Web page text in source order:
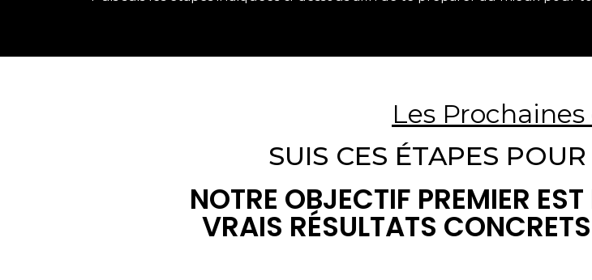
Les
SUIS CES ÉTAPES
NOTRE OBJECTIF PREMIER
VRAIS RÉSULTATS